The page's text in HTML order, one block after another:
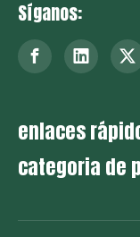
Síganos:
enlaces
categoria de